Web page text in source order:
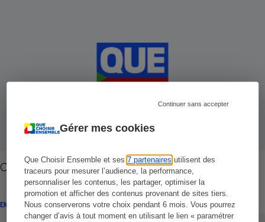
Gérer mes cookies
Que Choisir Ensemble et ses7 partenaires utilisent des
traceurs pour mesurer l’audience, la performance,
personnaliser les contenus, les partager, optimiser la
promotion et afficher des contenus provenant de sites tiers.
Nous conserverons votre choix pendant 6 mois. Vous pourrez
changer d’avis à tout moment en utilisant le lien « paramétrer
Continuer sans accepter
Contrôle fiscal - Pourquoi moi ?
ENQUÊTE